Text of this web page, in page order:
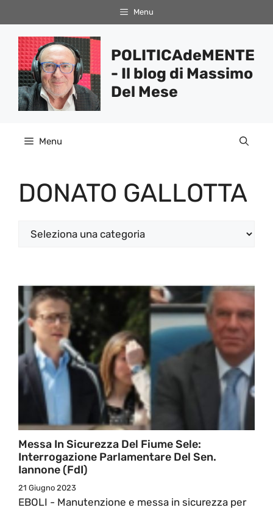
al
contenuto
Menu
POLITICAdeMENTE
- Il blog di Massimo
Del Mese
Menu
DONATO GALLOTTA
Categorie
Messa In Sicurezza Del Fiume Sele:
Interrogazione Parlamentare Del Sen.
Iannone (FdI)
21 Giugno 2023
EBOLI - Manutenzione e messa in sicurezza per